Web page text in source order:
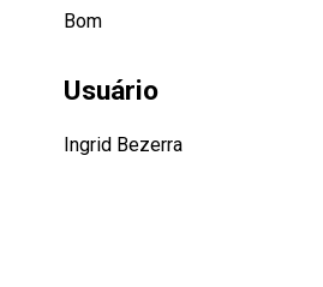
Bom
Usuário
Ingrid Bezerra